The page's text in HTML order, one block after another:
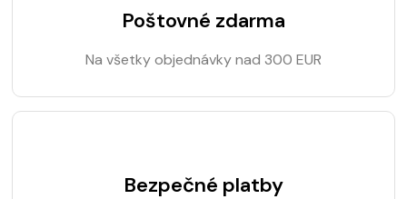
Poštovné zdarma
Na všetky objednávky nad 300 EUR
Bezpečné platby